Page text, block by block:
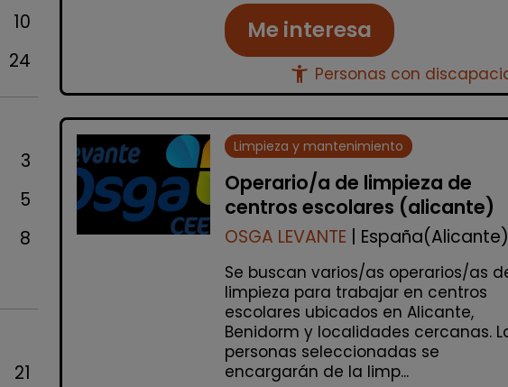
10
24
3
5
8
21
Me interesa
accessibility_new Personas con
Limpieza y mantenimiento
Operario/a de limpieza de
centros escolares (alicante)
OSGA LEVANTE | España(Alicante)
Se buscan varios/as operarios/as
limpieza para trabajar en centros
escolares ubicados en Alicante,
Benidorm y localidades cercanas.
personas seleccionadas se
encargarán de la limp...